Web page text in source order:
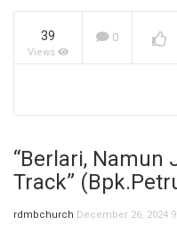
39
Views
0
“Berlari, Namun
Track”
rdmbchurch December 26, 2024